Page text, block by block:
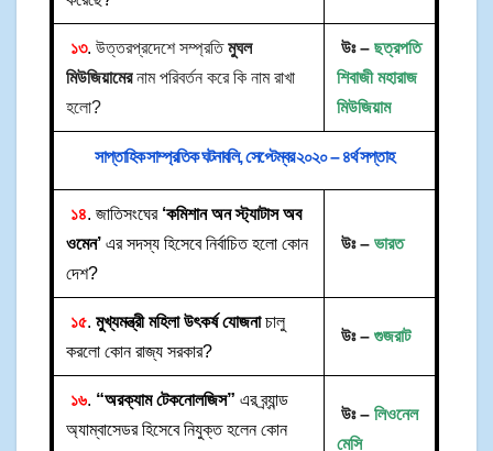
১৩.উত্তরপ্রদেশে সম্প্রতিমুঘল
মিউজিয়ামেরনাম পরিবর্তন করে কি নাম রাখা
হলো?
উঃ –ছত্রপতি
শিবাজী মহারাজ
মিউজিয়াম
সাপ্তাহিক সাম্প্রতিক ঘটনাবলি, সেপ্টেম্বর ২০২০ – ৪র্থ সপ্তাহ
১৪. জাতিসংঘের ‘কমিশান অন স্ট্যাটাস অব
ওমেন’ এর সদস্য হিসেবে নির্বাচিত হলো কোন
দেশ?
উঃ –ভারত
১৫.মুখ্যমন্ত্রী মহিলা উৎকর্ষ যোজনাচালু
করলো কোন রাজ্য সরকার?
উঃ – গুজরাট
১৬. “অরক্যাম টেকনোলজিস”এর ব্র্যান্ড
অ্যাম্বাসেডর হিসেবে নিযুক্ত হলেন কোন
উঃ –লিওনেল
মেসি